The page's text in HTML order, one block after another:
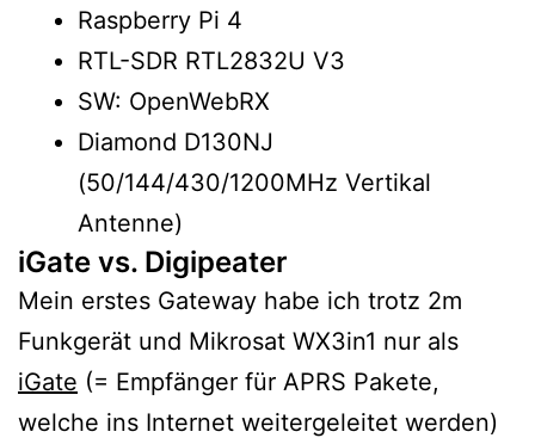
Raspberry Pi 4
RTL-SDR RTL2832U V3
SW: OpenWebRX
Diamond D130NJ
(50/144/430/1200MHz Vertikal
Antenne)
iGate vs. Digipeater
Mein erstes Gateway habe ich trotz 2m
Funkgerät und Mikrosat WX3in1 nur als
iGate (= Empfänger für APRS Pakete,
welche ins Internet weitergeleitet werden)